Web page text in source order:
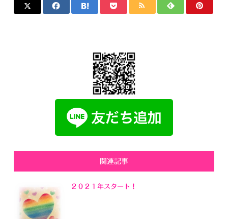
関連記事
２０２１年スタート！